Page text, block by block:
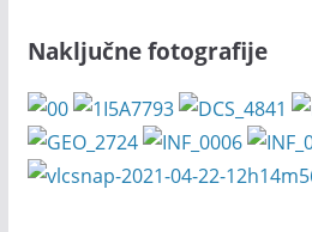
Naključne fotografije